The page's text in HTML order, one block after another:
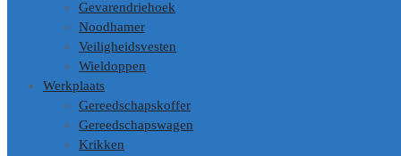
Gevarendriehoek
Noodhamer
Veiligheidsvesten
Wieldoppen
Werkplaats
Gereedschapskoffer
Gereedschapswagen
Krikken